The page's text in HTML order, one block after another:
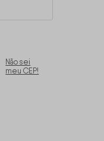
Não sei
meu CEP!